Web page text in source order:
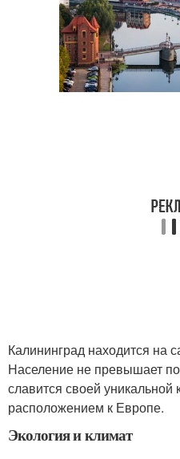
Калининград находится на
Население не превышает
славится своей уникальной
расположением к Европе.
Экология и климат